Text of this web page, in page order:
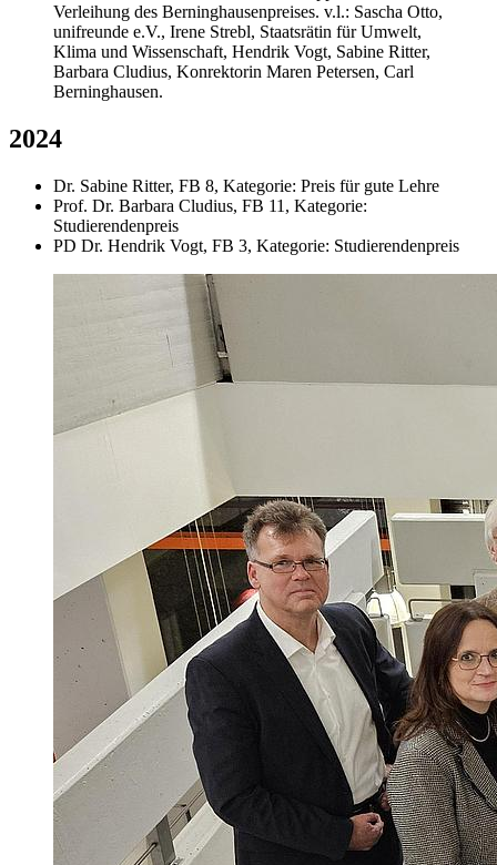
Verleihung des Berninghausenpreises. v.l.: Sascha Otto,
unifreunde e.V., Irene Strebl, Staatsrätin für Umwelt,
Klima und Wissenschaft, Hendrik Vogt, Sabine Ritter,
Barbara Cludius, Konrektorin Maren Petersen, Carl
Berninghausen.
2024
Dr. Sabine Ritter, FB 8, Kategorie: Preis für gute Lehre
Prof. Dr. Barbara Cludius, FB 11, Kategorie:
Studierendenpreis
PD Dr. Hendrik Vogt, FB 3, Kategorie: Studierendenpreis